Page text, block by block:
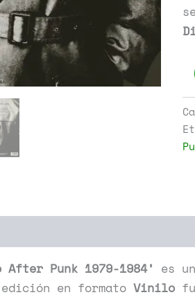
After Punk 1979-1984’ es
en formato Vinilo